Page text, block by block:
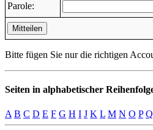
Parole:
Mitteilen
Bitte fügen Sie nur die richtigen
Seiten in alphabetischer
A B C D E F G H I J K L M N O P Q